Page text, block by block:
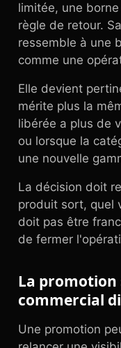
limitée, une
règle de retour.
ressemble à une
comme une
Elle devient
mérite plus la
libérée a plus de
ou lorsque la
une nouvelle
La décision doit
produit sort, quel
doit pas être
de fermer
La
commercial
Une promotion